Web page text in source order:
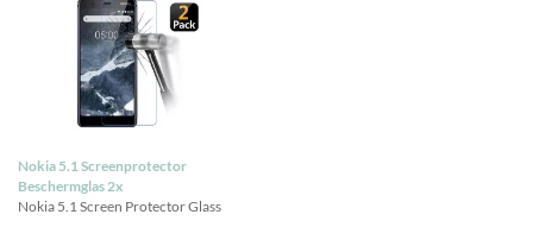
Nokia 5.1 Screenprotector
Beschermglas 2x
Nokia 5.1 Screen Protector Glass